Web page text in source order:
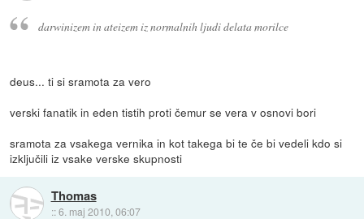
darwinizem in ateizem iz normalnih ljudi delata morilce
deus... ti si sramota za vero
verski fanatik in eden tistih proti čemur se vera v osnovi bori
sramota za vsakega vernika in kot takega bi te če bi vedeli kdo si
izključili iz vsake verske skupnosti
Thomas
::6. maj 2010, 06:07